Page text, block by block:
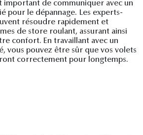
important de communiquer avec un
pour le dépannage. Les experts-
résoudre rapidement et
de store roulant, assurant ainsi
confort. En travaillant avec un
vous pouvez être sûr que vos volets
correctement pour longtemps.